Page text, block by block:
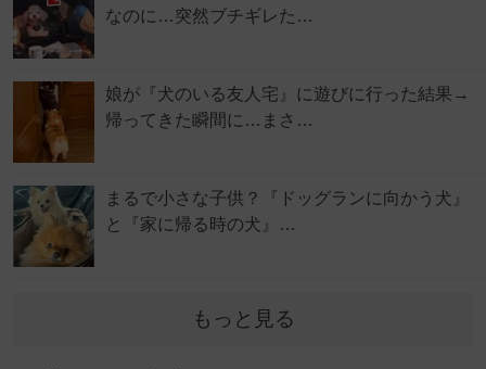
なのに…突然ブチギレた…
娘が『犬のいる友人宅』に遊びに行った結果→
帰ってきた瞬間に…まさ…
まるで小さな子供？『ドッグランに向かう犬』
と『家に帰る時の犬』…
もっと見る